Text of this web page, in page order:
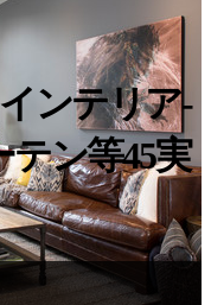
ンテリア-
ン等45実